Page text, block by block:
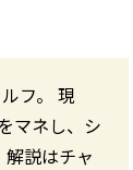
フ。 現
マネし、シ
説はチャ